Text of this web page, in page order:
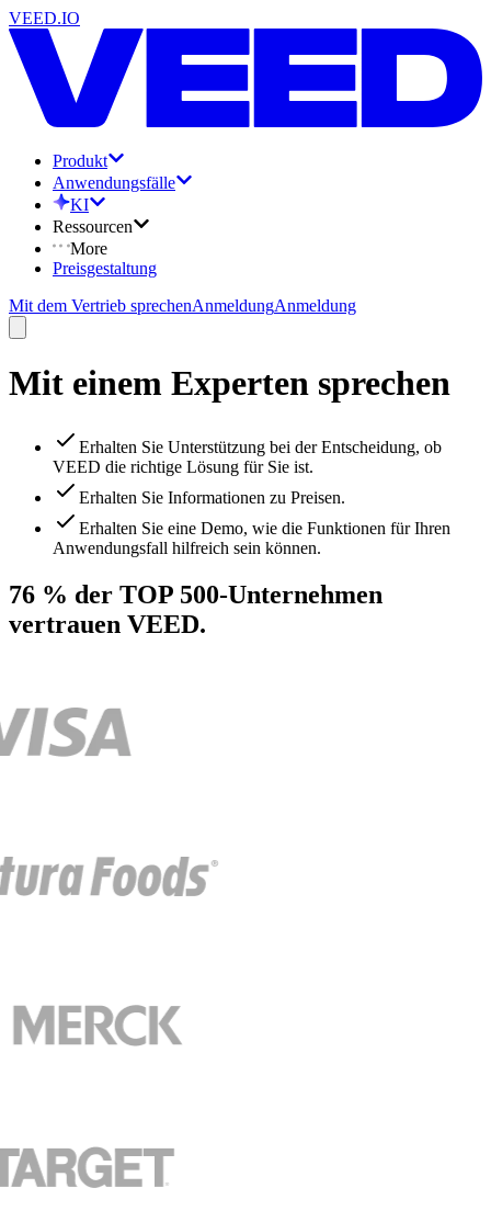
VEED.IO
Produkt
Anwendungsfälle
KI
Ressourcen
More
Preisgestaltung
Mit dem Vertrieb sprechenAnmeldungAnmeldung
Mit einem Experten sprechen
Erhalten Sie Unterstützung bei der Entscheidung, ob
VEED die richtige Lösung für Sie ist.
Erhalten Sie Informationen zu Preisen.
Erhalten Sie eine Demo, wie die Funktionen für Ihren
Anwendungsfall hilfreich sein können.
76 % der TOP 500-Unternehmen
vertrauen VEED.